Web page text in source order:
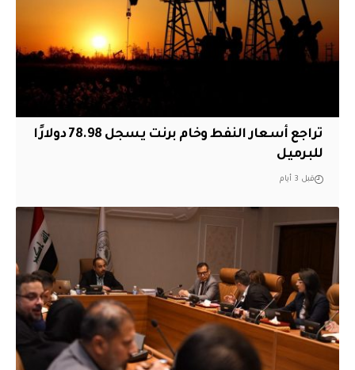
تراجع أسعار النفط وخام برنت يسجل 78.98 دولارًا
للبرميل
قبل 3 أيام